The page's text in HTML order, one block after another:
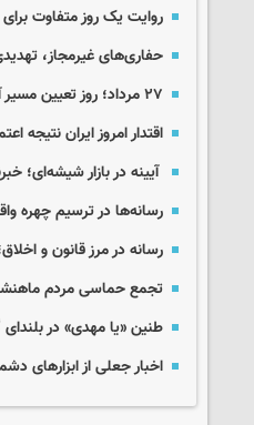
روایت یک روز متفاوت
حفاری‌های غیرمجاز،
۲۷ مرداد؛ روز تعیین مسیر آسیایی گل‌گهر سیرجان
اقتدار امروز ایران نتیجه
آیینه در بازار شیشه‌ای؛
رسانه‌ها در ترسیم چهره
رسانه در مرز قانون و
تجمع حماسی مردم
طنین «یا مهدی» در بلندای
اخبار جعلی از ابزارهای